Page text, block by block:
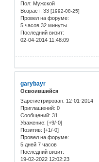
Пол: Мужской
Возраст: 33 [1992-08-25]
Провел на форуме:
5 часов 32 минуты
Последний визит:
02-04-2014 11:48:09
garybayr
Освоившийся
Зарегистрирован: 12-01-2014
Приглашений: 0
Сообщений: 31
Уважение: [+9/-0]
Позитив: [+1/-0]
Провел на форуме:
5 дней 7 часов
Последний визит:
19-02-2022 12:02:23